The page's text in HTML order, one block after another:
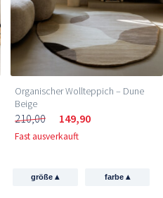
Organischer Wollteppich – Dune
Beige
210,00 149,90
Fast ausverkauft
größe▴ farbe ▴